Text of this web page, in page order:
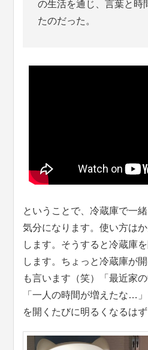
の生活を通じ、言葉と時
たのだった。
ということで、冷蔵庫で一
気分になります。使い方は
します。そうすると冷蔵庫
します。ちょっと冷蔵庫が
も言います（笑）「最近家
「一人の時間が増えたな…
を開くたびに明るくなるはず